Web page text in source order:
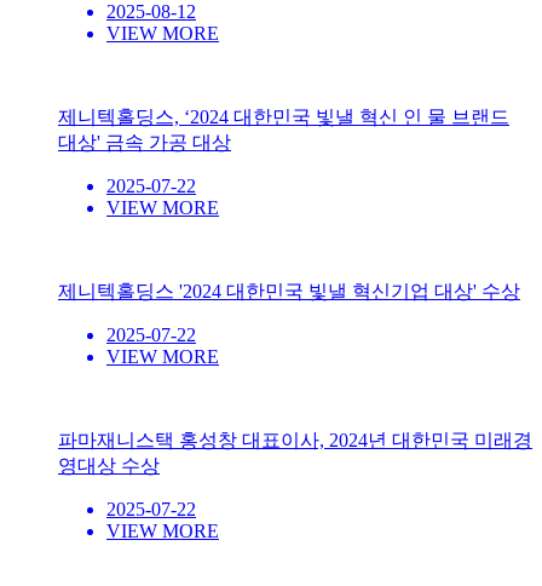
2025-08-12
VIEW MORE
제니텍홀딩스, ‘2024 대한민국 빛낼 혁신 인 물 브랜드
대상' 금속 가공 대상
2025-07-22
VIEW MORE
제니텍홀딩스 '2024 대한민국 빛낼 혁신기업 대상' 수상
2025-07-22
VIEW MORE
파마재니스택 홍성창 대표이사, 2024년 대한민국 미래경
영대상 수상
2025-07-22
VIEW MORE